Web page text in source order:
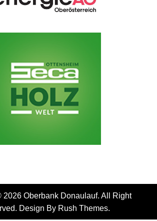
2026 Oberbank Donaulauf. All Right
Design By Rush Themes.